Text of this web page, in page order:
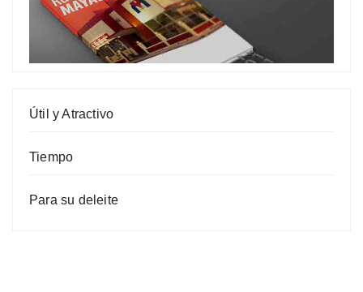
Útil y Atractivo
Tiempo
Para su deleite